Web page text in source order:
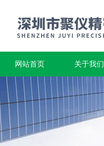
网站首页 关于我们